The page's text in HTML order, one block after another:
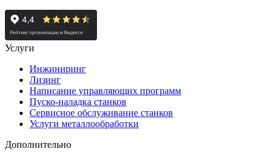
Услуги
Инжиниринг
Лизинг
Написание управляющих программ
Пуско-наладка станков
Сервисное обслуживание станков
Услуги металлообработки
Дополнительно